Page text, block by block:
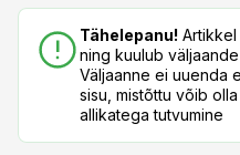
Tähelepanu! Artikkel
ning kuulub
Väljaanne ei uuenda
sisu, mistõttu võib
allikatega tutvumine